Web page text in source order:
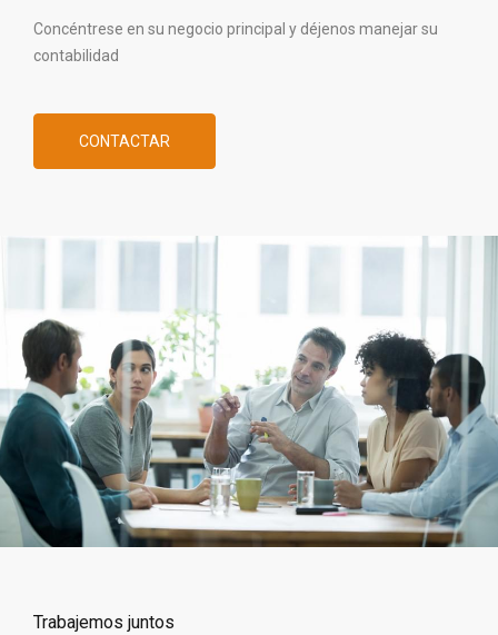
Concéntrese en su negocio principal y déjenos manejar su
contabilidad
CONTACTAR
Trabajemos juntos